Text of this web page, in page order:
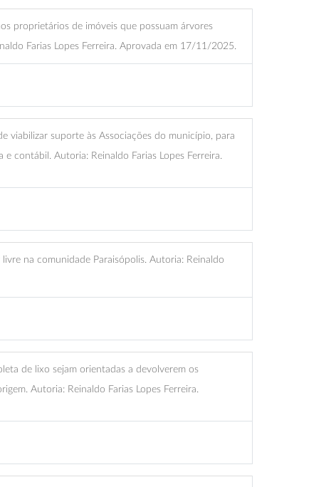
proprietários de imóveis que possuam árvores
Farias Lopes Ferreira. Aprovada em 17/11/2025.
viabilizar suporte às Associações do município, para
contábil. Autoria: Reinaldo Farias Lopes Ferreira.
na comunidade Paraisópolis. Autoria: Reinaldo
de lixo sejam orientadas a devolverem os
Autoria: Reinaldo Farias Lopes Ferreira.